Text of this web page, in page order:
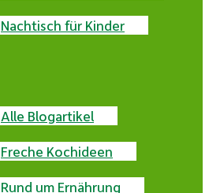
Nachtisch für Kinder
Alle Blogartikel
Freche Kochideen
Rund um Ernährung